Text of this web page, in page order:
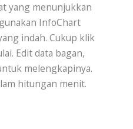
yang menunjukkan
InfoChart
indah. Cukup klik
Edit data bagan,
melengkapinya.
hitungan menit.